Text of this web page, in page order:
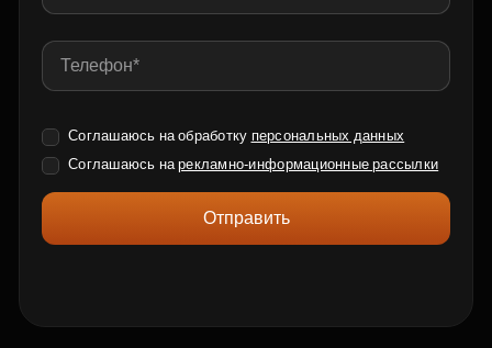
Соглашаюсь на обработку персональных данных
Соглашаюсь нарекламно-информационные рассылки
Отправить